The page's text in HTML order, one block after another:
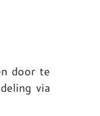
door te
via